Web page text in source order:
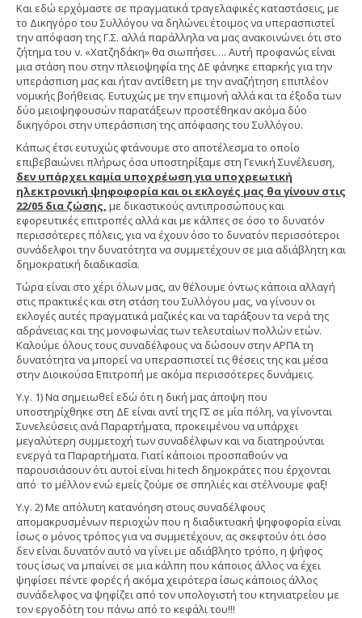
Και εδώ ερχόμαστε σε πραγματικά τραγελαφικές καταστάσεις, με
το Δικηγόρο του Συλλόγου να δηλώνει έτοιμος να υπερασπιστεί
την απόφαση της Γ.Σ. αλλά παράλληλα να μας ανακοινώνει ότι στο
ζήτημα του ν. «Χατζηδάκη» θα σιωπήσει…. Αυτή προφανώς είναι
μια στάση που στην πλειοψηφία της ΔΕ φάνηκε επαρκής για την
υπεράσπιση μας και ήταν αντίθετη με την αναζήτηση επιπλέον
νομικής βοήθειας. Ευτυχώς με την επιμονή αλλά και τα έξοδα των
δύο μειοψηφουσών παρατάξεων προστέθηκαν ακόμα δύο
δικηγόροι στην υπεράσπιση της απόφασης του Συλλόγου.
Κάπως έτσι ευτυχώς φτάνουμε στο αποτέλεσμα το οποίο
επιβεβαιώνει πλήρως όσα υποστηρίξαμε στη Γενική Συνέλευση,
δεν υπάρχει καμία υποχρέωση για υποχρεωτική
ηλεκτρονική ψηφοφορία και οι εκλογές μας θα γίνουν στις
22/05 δια ζώσης, με δικαστικούς αντιπροσώπους και
εφορευτικές επιτροπές αλλά και με κάλπες σε όσο το δυνατόν
περισσότερες πόλεις, για να έχουν όσο το δυνατόν περισσότεροι
συνάδελφοι την δυνατότητα να συμμετέχουν σε μια αδιάβλητη και
δημοκρατική διαδικασία.
Τώρα είναι στο χέρι όλων μας, αν θέλουμε όντως κάποια αλλαγή
στις πρακτικές και στη στάση του Συλλόγου μας, να γίνουν οι
εκλογές αυτές πραγματικά μαζικές και να ταράξουν τα νερά της
αδράνειας και της μονοφωνίας των τελευταίων πολλών ετών.
Καλούμε όλους τους συναδέλφους να δώσουν στην ΑΡΠΑ τη
δυνατότητα να μπορεί να υπερασπιστεί τις θέσεις της και μέσα
στην Διοικούσα Επιτροπή με ακόμα περισσότερες δυνάμεις.
Υ.γ. 1) Να σημειωθεί εδώ ότι η δική μας άποψη που
υποστηρίχθηκε στη ΔΕ είναι αντί της ΓΣ σε μία πόλη, να γίνονται
Συνελεύσεις ανά Παραρτήματα, προκειμένου να υπάρχει
μεγαλύτερη συμμετοχή των συναδέλφων και να διατηρούνται
ενεργά τα Παραρτήματα. Γιατί κάποιοι προσπαθούν να
παρουσιάσουν ότι αυτοί είναι hi tech δημοκράτες που έρχονται
από το μέλλον ενώ εμείς ζούμε σε σπηλιές και στέλνουμε φαξ!
Υ.γ. 2) Με απόλυτη κατανόηση στους συναδέλφους
απομακρυσμένων περιοχών που η διαδικτυακή ψηφοφορία είναι
ίσως ο μόνος τρόπος για να συμμετέχουν, ας σκεφτούν ότι όσο
δεν είναι δυνατόν αυτό να γίνει με αδιάβλητο τρόπο, η ψήφος
τους ίσως να μπαίνει σε μια κάλπη που κάποιος άλλος να έχει
ψηφίσει πέντε φορές ή ακόμα χειρότερα ίσως κάποιος άλλος
συνάδελφος να ψηφίζει από τον υπολογιστή του κτηνιατρείου με
τον εργοδότη του πάνω από το κεφάλι του!!!